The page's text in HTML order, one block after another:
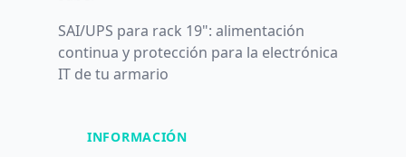
SAI/UPS para rack 19": alimentación
continua y protección para la electrónica
IT de tu armario
INFORMACIÓN